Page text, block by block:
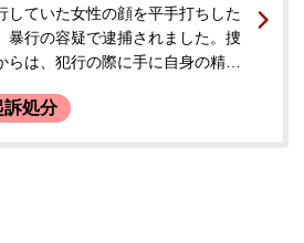
最適な対応について相談したい
務所に来所され、正式に弁護を依
した。
していた女性の顔を平手打ちした
暴行の容疑で逮捕されました。捜
らは、犯行の際に手に自身の精液
した。逮捕の連絡を受けたご両親
になりました。
訴処分